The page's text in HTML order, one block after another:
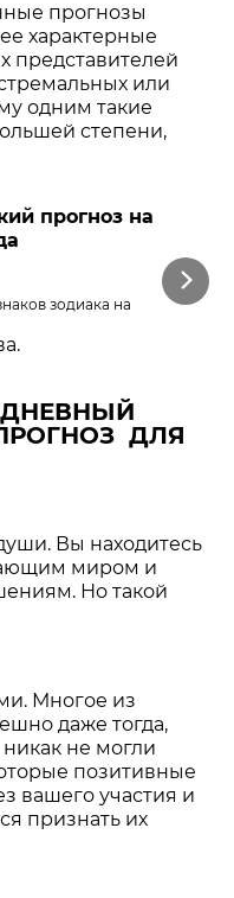
прогнозы
характерные
представителей
или
одним такие
степени,
прогноз на
Next
зодиака на
ДЛЯ
Вы находитесь
миром и
Но такой
Многое из
даже тогда,
не могли
позитивные
вашего участия и
признать их